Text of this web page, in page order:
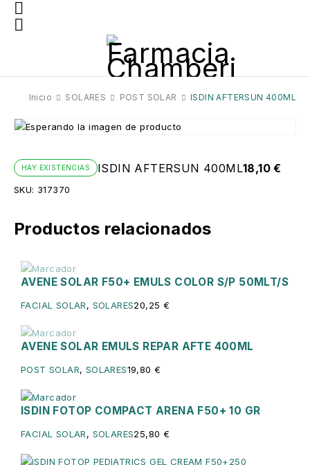
Inicio SOLARES POST SOLAR ISDIN AFTERSUN 400ML
HAY EXISTENCIAS ISDIN AFTERSUN 400ML18,10€
SKU: 317370
Productos relacionados
Sin existencias
AVENE SOLAR F50+ EMULS COLOR S/P 50MLT/S
FACIAL SOLAR, SOLARES20,25 €
Sin existencias
AVENE SOLAR EMULS REPAR AFTE 400ML
POST SOLAR, SOLARES19,80€
ISDIN FOTOP COMPACT ARENA F50+ 10 GR
FACIAL SOLAR, SOLARES25,80 €